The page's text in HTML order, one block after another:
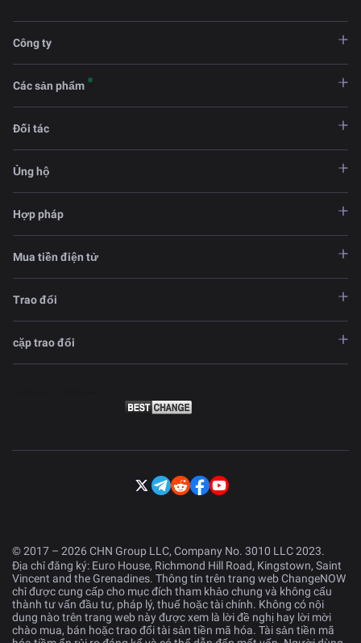
Công ty
Các sản phẩm
Đối tác
Ủng hộ
Hợp pháp
Mua tiền điện tử
Trao đổi
cặp trao đổi
© 2017 – 2026 CHN Group LLC, Company No. 3010 LLC 2023.
Địa chỉ đăng ký: Euro House, Richmond Hill Road, Kingstown, Saint
Vincent and the Grenadines. Thông tin trên trang web ChangeNOW
chỉ được cung cấp cho mục đích tham khảo chung và không cấu
thành tư vấn đầu tư, pháp lý, thuế hoặc tài chính. Không có nội
dung nào trên trang web này được xem là lời đề nghị hay lời mời
chào mua, bán hoặc trao đổi tài sản tiền mã hóa. Tài sản tiền mã